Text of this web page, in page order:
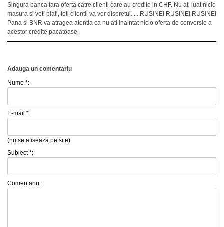
Singura banca fara oferta catre clienti care au credite in CHF. Nu ati luat nicio
masura si veti plati, toti clientii va vor dispretui..... RUSINE! RUSINE! RUSINE!
Pana si BNR va atragea atentia ca nu ati inaintat nicio oferta de conversie a
acestor credite pacatoase.
Adauga un comentariu
Nume *:
E-mail *:
(nu se afiseaza pe site)
Subiect *:
Comentariu: